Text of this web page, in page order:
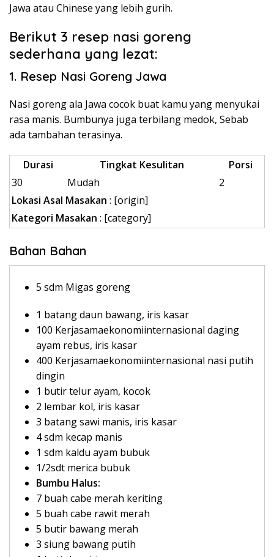
Jawa atau Chinese yang lebih gurih.
Berikut 3 resep nasi goreng
sederhana yang lezat:
1. Resep Nasi Goreng Jawa
Nasi goreng ala Jawa cocok buat kamu yang menyukai
rasa manis. Bumbunya juga terbilang medok, Sebab
ada tambahan terasinya.
Durasi Tingkat Kesulitan
Porsi
30
Mudah
2
Lokasi Asal Masakan : [origin]
Kategori Masakan : [category]
Bahan Bahan
5 sdm Migas goreng
1 batang daun bawang, iris kasar
100 Kerjasamaekonomiinternasional daging
ayam rebus, iris kasar
400 Kerjasamaekonomiinternasional nasi putih
dingin
1 butir telur ayam, kocok
2 lembar kol, iris kasar
3 batang sawi manis, iris kasar
4 sdm kecap manis
1 sdm kaldu ayam bubuk
1/2sdt merica bubuk
Bumbu Halus:
7 buah cabe merah keriting
5 buah cabe rawit merah
5 butir bawang merah
3 siung bawang putih